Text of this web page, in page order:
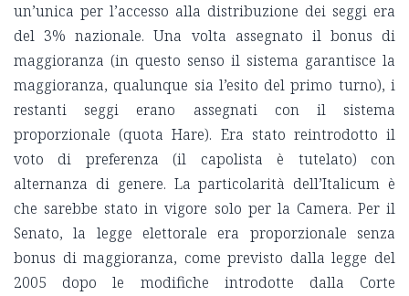
un’unica per l’accesso alla distribuzione dei seggi era
del 3% nazionale. Una volta assegnato il bonus di
maggioranza (in questo senso il sistema garantisce la
maggioranza, qualunque sia l’esito del primo turno), i
restanti seggi erano assegnati con il sistema
proporzionale (quota Hare). Era stato reintrodotto il
voto di preferenza (il capolista è tutelato) con
alternanza di genere. La particolarità dell’Italicum è
che sarebbe stato in vigore solo per la Camera. Per il
Senato, la legge elettorale era proporzionale senza
bonus di maggioranza, come previsto dalla legge del
2005 dopo le modifiche introdotte dalla Corte